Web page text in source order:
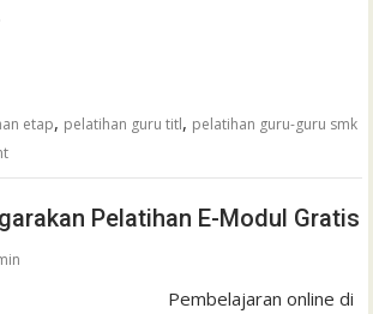
etap, pelatihan guru titl, pelatihan guru-guru smk
Pelatihan E-Modul Gratis
Pembelajaran online di